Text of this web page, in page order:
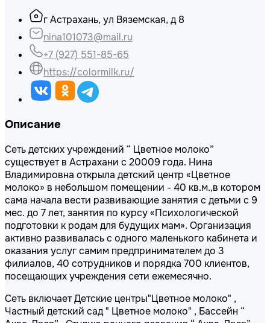
г Астрахань, ул Вяземская, д 8
nina101073@mail.ru
+7 (927) 551-85-65
https://colormilk.ru/
Описание
Сеть детских учреждений “ Цветное молоко”
существует в Астрахани с 20009 года. Нина
Владимировна открыла детский центр «Цветное
молоко» в небольшом помещении - 40 кв.м.,в котором
сама начала вести развивающие занятия с детьми с 9
мес. до 7 лет, занятия по курсу «Психологической
подготовки к родам для будущих мам». Организация
активно развивалась с одного маленького кабинета и
оказания услуг самим предпринимателем до 3
филиалов, 40 сотрудников и порядка 700 клиентов,
посещающих учреждения сети ежемесячно.
Сеть включает Детские центры"Цветное молоко" ,
Частный детский сад " Цветное молоко" , Бассейн “